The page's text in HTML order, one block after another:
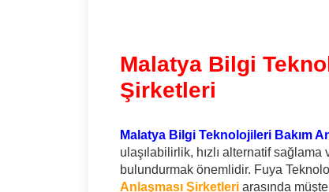
Malatya Bilgi
Şirketleri
Malatya Bilgi Teknolojileri Bakım
ulaşılabilirlik, hızlı alternatif
bulundurmak önemlidir. Fuya
Anlaşması Şirketleri arasında